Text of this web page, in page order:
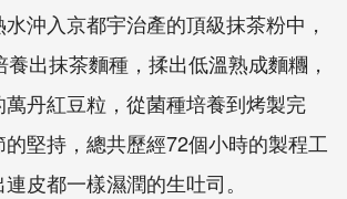
沖入京都宇治產的頂級抹茶粉中，
養出抹茶麵種，揉出低溫熟成麵糰，
丹紅豆粒，從菌種培養到烤製完
堅持，總共歷經72個小時的製程工
皮都一樣濕潤的生吐司。